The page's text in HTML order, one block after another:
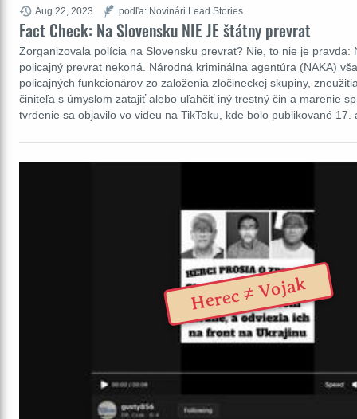
Fact Check: Na Slovensku NIE JE štátny prevrat
Zorganizovala polícia na Slovensku prevrat? Nie, to nie je pravda:
policajný prevrat nekoná. Národná kriminálna agentúra (NAKA)
policajných funkcionárov zo založenia zločineckej skupiny,
činiteľa s úmyslom zatajiť alebo uľahčiť iný trestný čin a marenie
tvrdenie sa objavilo vo videu na TikToku, kde bolo publikované
Aug 22, 2023 podľa: Novinári Lead Stories
Herec ≠ Vojak